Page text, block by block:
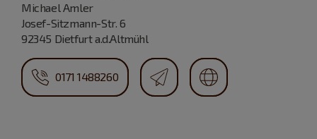
Michael Amler
Josef-Sitzmann-Str. 6
92345 Dietfurt a.d.Altmühl
0171 1488260